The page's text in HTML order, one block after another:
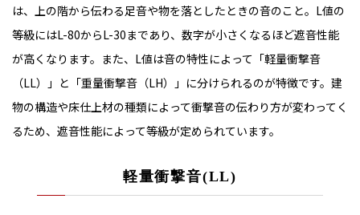
は、上の階から伝わる足音や物を落としたときの音のこと。L値の
等級にはL-80からL-30まであり、数字が小さくなるほど遮音性能
が高くなります。また、L値は音の特性によって「軽量衝撃音
（LL）」と「重量衝撃音（LH）」に分けられるのが特徴です。建
物の構造や床仕上材の種類によって衝撃音の伝わり方が変わってく
るため、遮音性能によって等級が定められています。
軽量衝撃音(LL)